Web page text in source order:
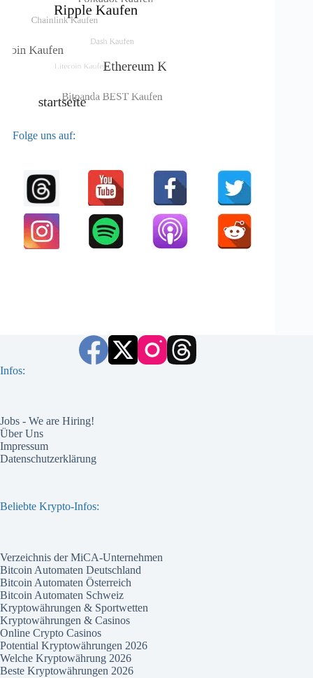
Folge uns auf:
Infos:
Jobs - We are Hiring!
Über Uns
Impressum
Datenschutzerklärung
Beliebte Krypto-Infos:
Verzeichnis der MiCA-Unternehmen
Bitcoin Automaten Deutschland
Bitcoin Automaten Österreich
Bitcoin Automaten Schweiz
Kryptowährungen & Sportwetten
Kryptowährungen & Casinos
Online Crypto Casinos
Potential Kryptowährungen 2026
Welche Kryptowährung 2026
Beste Kryptowährungen 2026